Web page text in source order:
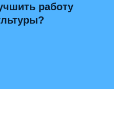
работу